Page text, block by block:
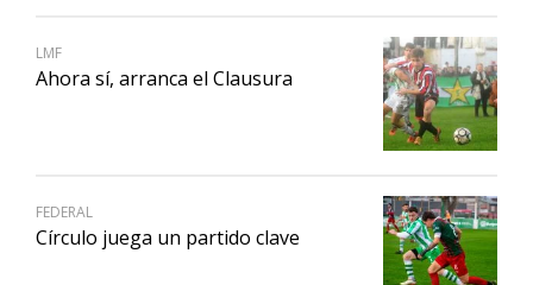
LMF
Ahora sí, arranca el Clausura
FEDERAL
Círculo juega un partido clave